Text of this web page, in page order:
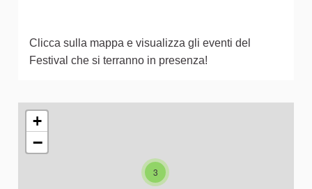
Clicca sulla mappa e visualizza gli eventi del
Festival che si terranno in presenza!
L'elemento seguente è una mappa che presenta gli
3
+
−